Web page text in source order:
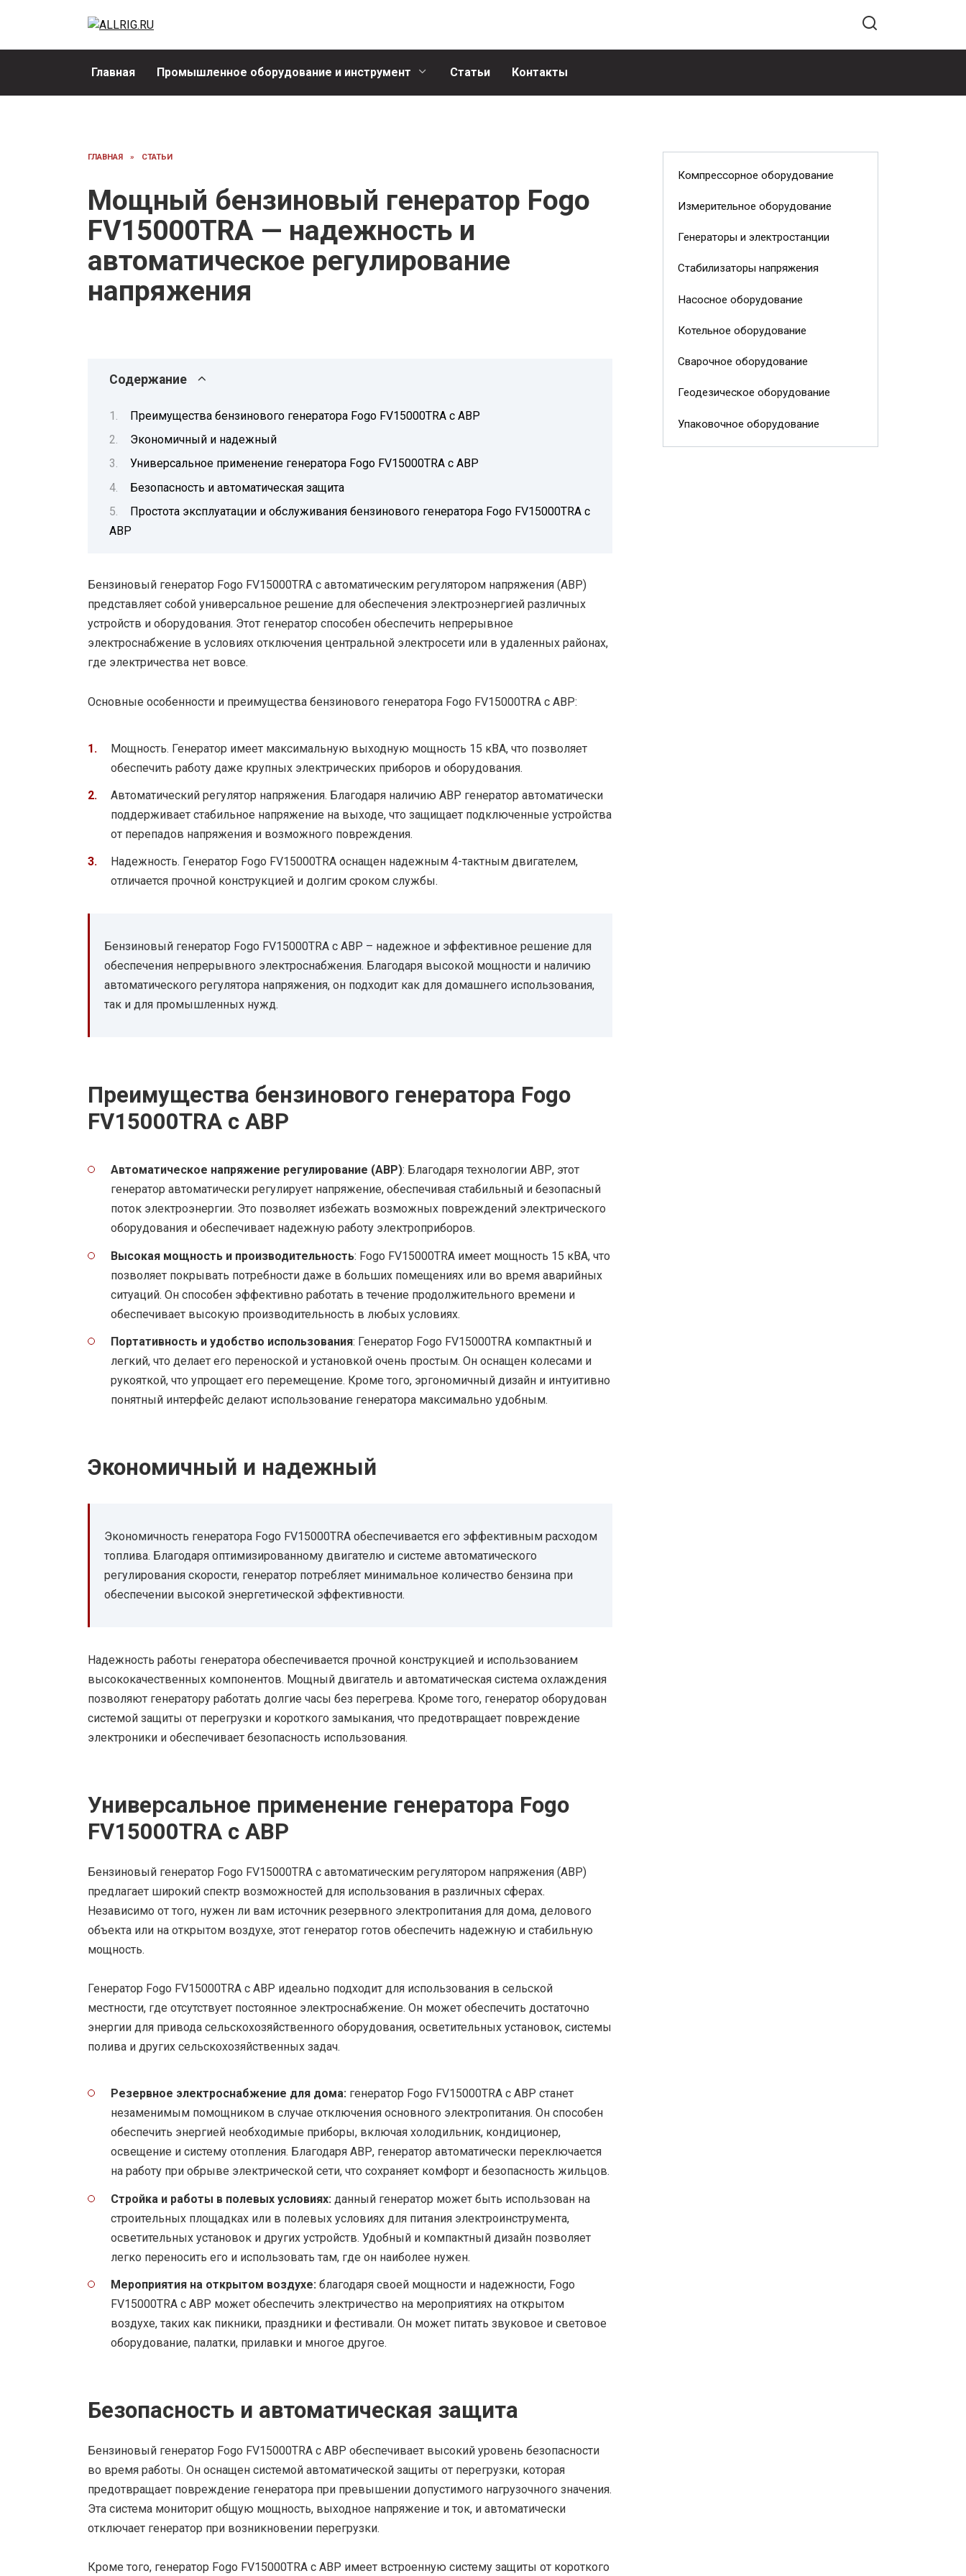
Главная Промышленное оборудование и инструмент Статьи Контакты
ГЛАВНАЯ » СТАТЬИ
Мощный бензиновый генератор Fogo
FV15000TRA — надежность и
автоматическое регулирование
напряжения
Содержание
Преимущества бензинового генератора Fogo FV15000TRA с АВР
Экономичный и надежный
Универсальное применение генератора Fogo FV15000TRA с АВР
Безопасность и автоматическая защита
Простота эксплуатации и обслуживания бензинового генератора Fogo FV15000TRA с
АВР
Бензиновый генератор Fogo FV15000TRA с автоматическим регулятором напряжения (АВР)
представляет собой универсальное решение для обеспечения электроэнергией различных
устройств и оборудования. Этот генератор способен обеспечить непрерывное
электроснабжение в условиях отключения центральной электросети или в удаленных районах,
где электричества нет вовсе.
Основные особенности и преимущества бензинового генератора Fogo FV15000TRA с АВР:
Мощность. Генератор имеет максимальную выходную мощность 15 кВА, что позволяет
обеспечить работу даже крупных электрических приборов и оборудования.
Автоматический регулятор напряжения. Благодаря наличию АВР генератор автоматически
поддерживает стабильное напряжение на выходе, что защищает подключенные устройства
от перепадов напряжения и возможного повреждения.
Надежность. Генератор Fogo FV15000TRA оснащен надежным 4-тактным двигателем,
отличается прочной конструкцией и долгим сроком службы.
Бензиновый генератор Fogo FV15000TRA с АВР – надежное и эффективное решение для
обеспечения непрерывного электроснабжения. Благодаря высокой мощности и наличию
автоматического регулятора напряжения, он подходит как для домашнего использования,
так и для промышленных нужд.
Преимущества бензинового генератора Fogo
FV15000TRA с АВР
Автоматическое напряжение регулирование (АВР): Благодаря технологии АВР, этот
генератор автоматически регулирует напряжение, обеспечивая стабильный и безопасный
поток электроэнергии. Это позволяет избежать возможных повреждений электрического
оборудования и обеспечивает надежную работу электроприборов.
Высокая мощность и производительность: Fogo FV15000TRA имеет мощность 15 кВА, что
позволяет покрывать потребности даже в больших помещениях или во время аварийных
ситуаций. Он способен эффективно работать в течение продолжительного времени и
обеспечивает высокую производительность в любых условиях.
Портативность и удобство использования: Генератор Fogo FV15000TRA компактный и
легкий, что делает его переноской и установкой очень простым. Он оснащен колесами и
рукояткой, что упрощает его перемещение. Кроме того, эргономичный дизайн и интуитивно
понятный интерфейс делают использование генератора максимально удобным.
Экономичный и надежный
Экономичность генератора Fogo FV15000TRA обеспечивается его эффективным расходом
топлива. Благодаря оптимизированному двигателю и системе автоматического
регулирования скорости, генератор потребляет минимальное количество бензина при
обеспечении высокой энергетической эффективности.
Надежность работы генератора обеспечивается прочной конструкцией и использованием
высококачественных компонентов. Мощный двигатель и автоматическая система охлаждения
позволяют генератору работать долгие часы без перегрева. Кроме того, генератор оборудован
системой защиты от перегрузки и короткого замыкания, что предотвращает повреждение
электроники и обеспечивает безопасность использования.
Универсальное применение генератора Fogo
FV15000TRA с АВР
Бензиновый генератор Fogo FV15000TRA с автоматическим регулятором напряжения (АВР)
предлагает широкий спектр возможностей для использования в различных сферах.
Независимо от того, нужен ли вам источник резервного электропитания для дома, делового
объекта или на открытом воздухе, этот генератор готов обеспечить надежную и стабильную
мощность.
Генератор Fogo FV15000TRA с АВР идеально подходит для использования в сельской
местности, где отсутствует постоянное электроснабжение. Он может обеспечить достаточно
энергии для привода сельскохозяйственного оборудования, осветительных установок, системы
полива и других сельскохозяйственных задач.
Резервное электроснабжение для дома: генератор Fogo FV15000TRA с АВР станет
незаменимым помощником в случае отключения основного электропитания. Он способен
обеспечить энергией необходимые приборы, включая холодильник, кондиционер,
освещение и систему отопления. Благодаря АВР, генератор автоматически переключается
на работу при обрыве электрической сети, что сохраняет комфорт и безопасность жильцов.
Стройка и работы в полевых условиях: данный генератор может быть использован на
строительных площадках или в полевых условиях для питания электроинструмента,
осветительных установок и других устройств. Удобный и компактный дизайн позволяет
легко переносить его и использовать там, где он наиболее нужен.
Мероприятия на открытом воздухе: благодаря своей мощности и надежности, Fogo
FV15000TRA с АВР может обеспечить электричество на мероприятиях на открытом
воздухе, таких как пикники, праздники и фестивали. Он может питать звуковое и световое
оборудование, палатки, прилавки и многое другое.
Безопасность и автоматическая защита
Бензиновый генератор Fogo FV15000TRA с АВР обеспечивает высокий уровень безопасности
во время работы. Он оснащен системой автоматической защиты от перегрузки, которая
предотвращает повреждение генератора при превышении допустимого нагрузочного значения.
Эта система мониторит общую мощность, выходное напряжение и ток, и автоматически
отключает генератор при возникновении перегрузки.
Кроме того, генератор Fogo FV15000TRA с АВР имеет встроенную систему защиты от короткого
Компрессорное оборудование
Измерительное оборудование
Генераторы и электростанции
Стабилизаторы напряжения
Насосное оборудование
Котельное оборудование
Сварочное оборудование
Геодезическое оборудование
Упаковочное оборудование